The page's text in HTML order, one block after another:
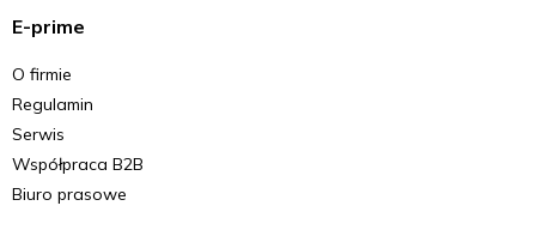
E-prime
O firmie
Regulamin
Serwis
Współpraca B2B
Biuro prasowe